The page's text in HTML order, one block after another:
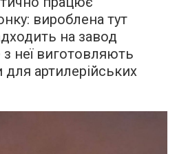
вироблена тут
на завод
неї виготовляють
для артилерійських